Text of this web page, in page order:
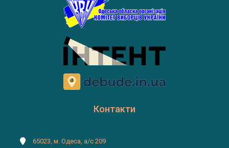
Контакти
65023, м. Одеса, а/с 209